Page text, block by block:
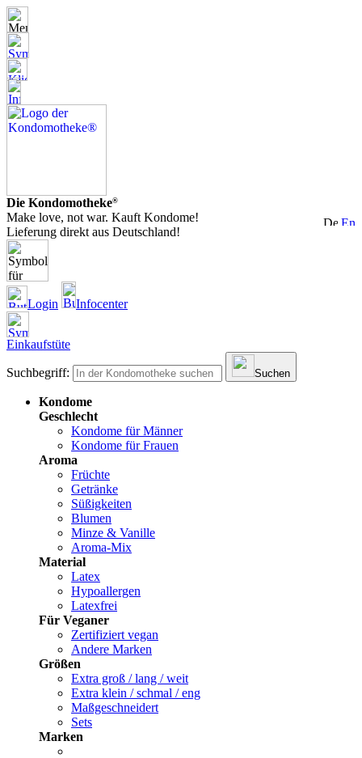
Die Kondomotheke®
Make love, not war. Kauft Kondome!
Lieferung direkt aus Deutschland!
Login Infocenter
Einkaufstüte
Suchbegriff: Suchen
Kondome
Geschlecht
Kondome für Männer
Kondome für Frauen
Aroma
Früchte
Getränke
Süßigkeiten
Blumen
Minze & Vanille
Aroma-Mix
Material
Latex
Hypoallergen
Latexfrei
Für Veganer
Zertifiziert vegan
Andere Marken
Größen
Extra groß / lang / weit
Extra klein / schmal / eng
Maßgeschneidert
Sets
Marken